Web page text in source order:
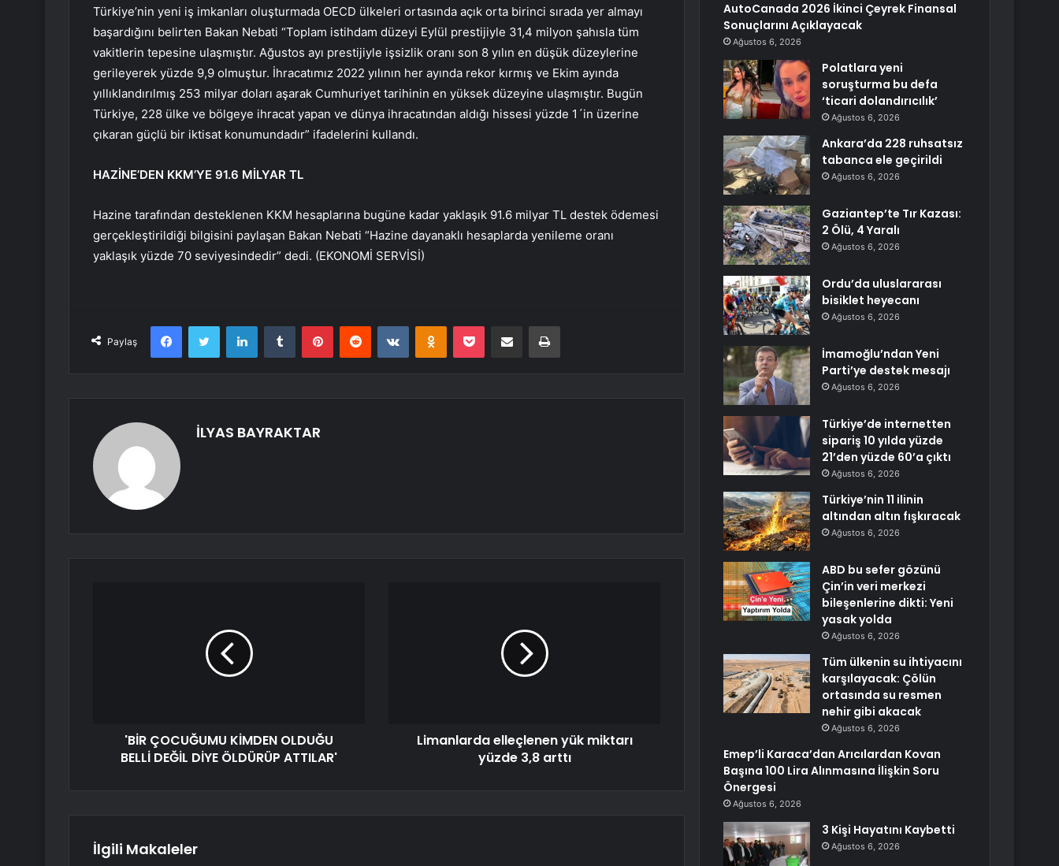
Türkiye’nin yeni iş imkanları oluşturmada OECD ülkeleri ortasında açık orta birinci sırada yer almayı
başardığını belirten Bakan Nebati “Toplam istihdam düzeyi Eylül prestijiyle 31,4 milyon şahısla tüm
vakitlerin tepesine ulaşmıştır. Ağustos ayı prestijiyle işsizlik oranı son 8 yılın en düşük düzeylerine
gerileyerek yüzde 9,9 olmuştur. İhracatımız 2022 yılının her ayında rekor kırmış ve Ekim ayında
yıllıklandırılmış 253 milyar doları aşarak Cumhuriyet tarihinin en yüksek düzeyine ulaşmıştır. Bugün
Türkiye, 228 ülke ve bölgeye ihracat yapan ve dünya ihracatından aldığı hissesi yüzde 1´in üzerine
çıkaran güçlü bir iktisat konumundadır” ifadelerini kullandı.
HAZİNE’DEN KKM’YE 91.6 MİLYAR TL
Hazine tarafından desteklenen KKM hesaplarına bugüne kadar yaklaşık 91.6 milyar TL destek ödemesi
gerçekleştirildiği bilgisini paylaşan Bakan Nebati “Hazine dayanaklı hesaplarda yenileme oranı
yaklaşık yüzde 70 seviyesindedir” dedi. (EKONOMİ SERVİSİ)
Paylaş
FacebookTwitter LinkedInTumblr PinterestReddit VKontakteOdnoklassniki
Pocket E-Posta ile paylaş Yazdır
İLYAS BAYRAKTAR
'BİR ÇOCUĞUMU KİMDEN OLDUĞU
BELLİ DEĞİL DİYE ÖLDÜRÜP ATTILAR'
Limanlarda elleçlenen yük miktarı
yüzde 3,8 arttı
İlgili Makaleler
AutoCanada 2026 İkinci Çeyrek Finansal
Sonuçlarını Açıklayacak
Ağustos 6, 2026
Polatlara yeni
soruşturma bu defa
‘ticari dolandırıcılık’
Ağustos 6, 2026
Ankara’da 228 ruhsatsız
tabanca ele geçirildi
Ağustos 6, 2026
Gaziantep’te Tır Kazası:
2 Ölü, 4 Yaralı
Ağustos 6, 2026
Ordu’da uluslararası
bisiklet heyecanı
Ağustos 6, 2026
İmamoğlu’ndan Yeni
Parti’ye destek mesajı
Ağustos 6, 2026
Türkiye’de internetten
sipariş 10 yılda yüzde
21’den yüzde 60’a çıktı
Ağustos 6, 2026
Türkiye’nin 11 ilinin
altından altın fışkıracak
Ağustos 6, 2026
ABD bu sefer gözünü
Çin’in veri merkezi
bileşenlerine dikti: Yeni
yasak yolda
Ağustos 6, 2026
Tüm ülkenin su ihtiyacını
karşılayacak: Çölün
ortasında su resmen
nehir gibi akacak
Ağustos 6, 2026
Emep’li Karaca’dan Arıcılardan Kovan
Başına 100 Lira Alınmasına İlişkin Soru
Önergesi
Ağustos 6, 2026
3 Kişi Hayatını Kaybetti
Ağustos 6, 2026